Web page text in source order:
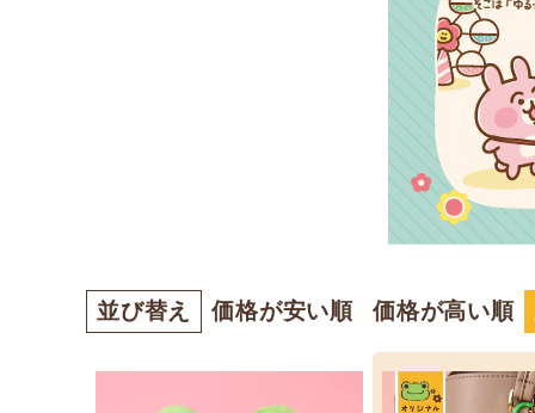
並び替え 価格が安い順 価格が高い順